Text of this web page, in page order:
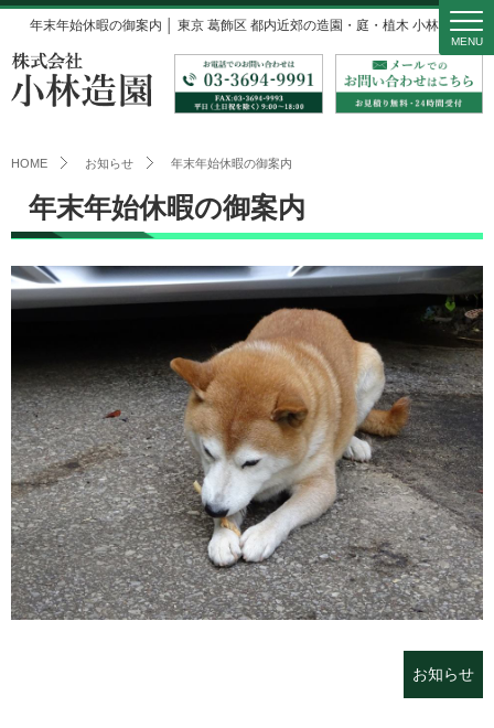
年末年始休暇の御案内 │ 東京 葛飾区 都内近郊の造園・庭・植木 小林造園
MENU
HOME お知らせ 年末年始休暇の御案内
年末年始休暇の御案内
お知らせ